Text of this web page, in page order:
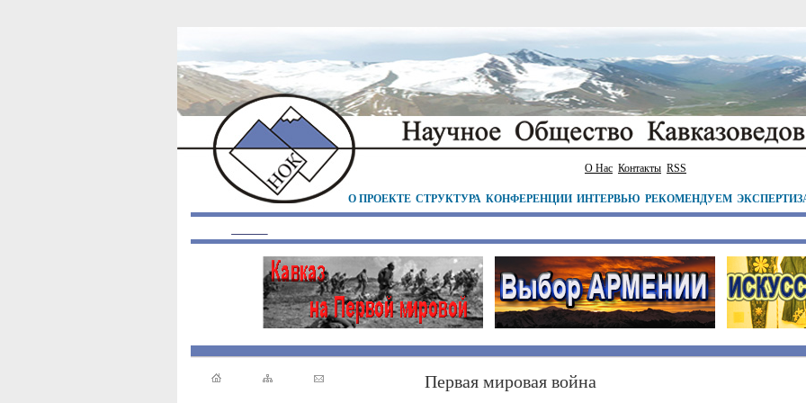
О Нас Контакты RSS
О ПРОЕКТЕ СТРУКТУРА КОНФЕРЕНЦИИ ИНТЕРВЬЮ РЕКОМЕНДУЕМ
Первая мировая война